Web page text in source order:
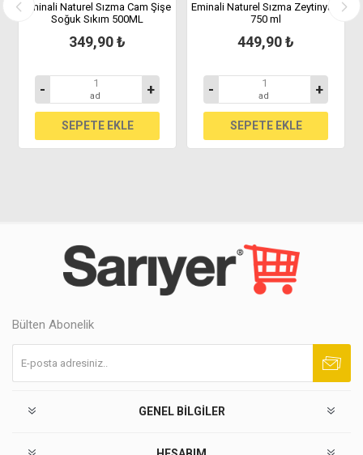
Eminali Naturel Sızma Cam Şişe
Soğuk Sıkım 500ML
349,90 ₺
- ad +
Eminali Naturel Sızma Zeytinyağı
750 ml
449,90 ₺
- ad +
Bülten Abonelik
GENEL BILGILER